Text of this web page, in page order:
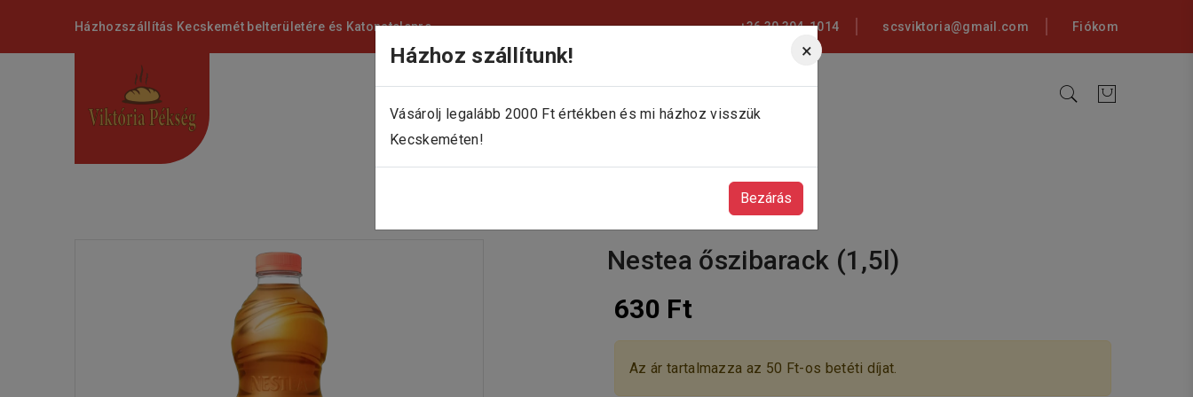
Házhoz szállítunk! ×
Vásárolj legalább 2000 Ft értékben és mi házhoz visszük
Kecskeméten!
Bezárás
Házhozszállítás Kecskemét belterületére és Katonatelepre +36 30 394-1014 scsviktoria@gmail.com Fiókom
Nestea őszibarack (1,5l)
630 Ft
Az ár tartalmazza az 50 Ft-os betéti díjat.